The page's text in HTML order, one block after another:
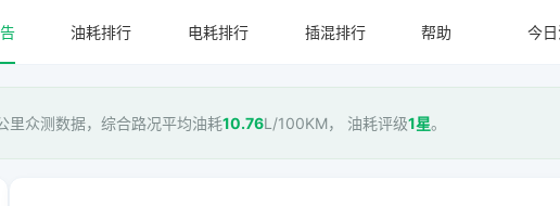
油耗排行 电耗排行 插混排行 帮助
里众测数据，综合路况平均油耗10.76L/100KM， 油耗评级1星。